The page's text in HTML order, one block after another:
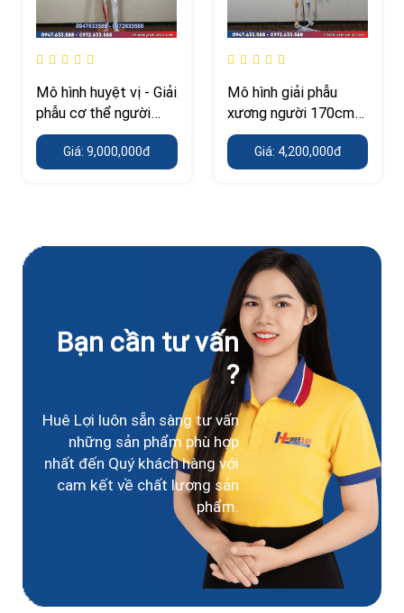
Mô hình huyệt vị - Giải
phẫu cơ thể người
178cm
Giá: 9,000,000đ
Mô hình giải phẫu
xương người 170cm
đa chức năng
Giá: 4,200,000đ
Bạn cần tư vấn
?
Huê Lợi luôn sẵn sàng tư vấn
những sản phẩm phù hợp
nhất đến Quý khách hàng với
cam kết về chất lượng sản
phẩm.